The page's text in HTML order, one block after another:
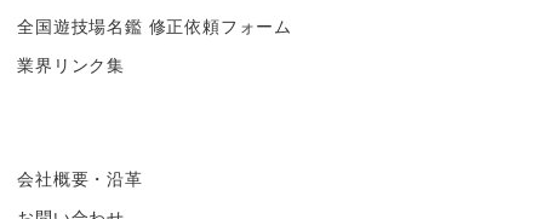
全国遊技場名鑑 修正依頼フォーム
業界リンク集
会社概要・沿革